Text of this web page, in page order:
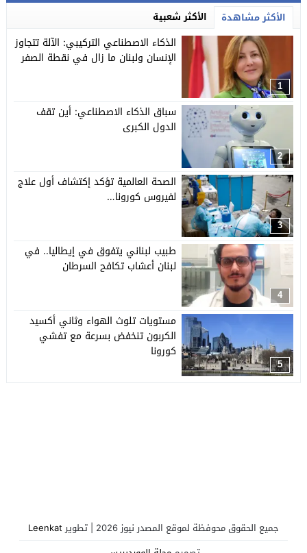
الأكثر مشاهدة الأكثر شعبية
1
الذكاء الاصطناعي التركيبي: الآلة تتجاوز
الإنسان ولبنان ما زال في نقطة الصفر
2
سباق الذكاء الاصطناعي: أين تقف
الدول الكبرى
3
الصحة العالمية تؤكد إكتشاف أول علاج
لفيروس كورونا…
4
طبيب لبناني يتفوق في إيطاليا.. في
لبنان أعشاب تكافح السرطان
5
مستويات تلوث الهواء وثاني أكسيد
الكربون تنخفض بسرعة مع تفشي
كورونا
جميع الحقوق محوفظة لموقع المصدر نيوز 2026 | تطوير
Leenkat